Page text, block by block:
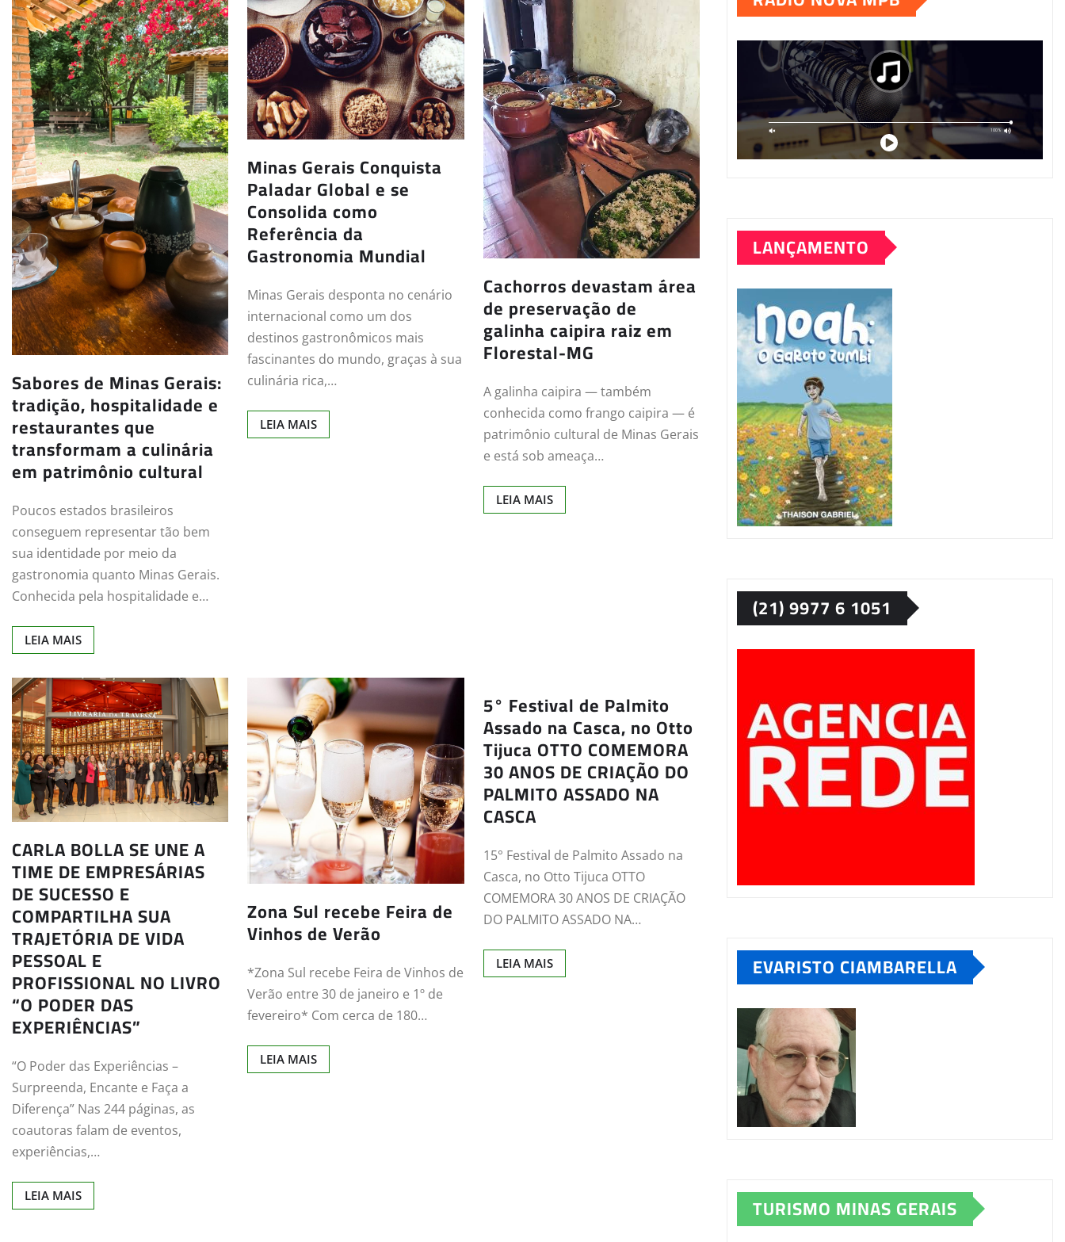
Sabores de Minas Gerais:
tradição, hospitalidade e
restaurantes que
transformam a culinária
em patrimônio cultural
Poucos estados brasileiros
conseguem representar tão bem
sua identidade por meio da
gastronomia quanto Minas Gerais.
Conhecida pela hospitalidade e…
LEIA MAIS
Minas Gerais Conquista
Paladar Global e se
Consolida como
Referência da
Gastronomia Mundial
Minas Gerais desponta no cenário
internacional como um dos
destinos gastronômicos mais
fascinantes do mundo, graças à sua
culinária rica,…
LEIA MAIS
Cachorros devastam área
de preservação de
galinha caipira raiz em
Florestal-MG
A galinha caipira — também
conhecida como frango caipira — é
patrimônio cultural de Minas Gerais
e está sob ameaça…
LEIA MAIS
CARLA BOLLA SE UNE A
TIME DE EMPRESÁRIAS
DE SUCESSO E
COMPARTILHA SUA
TRAJETÓRIA DE VIDA
PESSOAL E
PROFISSIONAL NO LIVRO
“O PODER DAS
EXPERIÊNCIAS”
“O Poder das Experiências –
Surpreenda, Encante e Faça a
Diferença” Nas 244 páginas, as
coautoras falam de eventos,
experiências,…
LEIA MAIS
Zona Sul recebe Feira de
Vinhos de Verão
*Zona Sul recebe Feira de Vinhos de
Verão entre 30 de janeiro e 1º de
fevereiro* Com cerca de 180…
LEIA MAIS
5° Festival de Palmito
Assado na Casca, no Otto
Tijuca OTTO COMEMORA
30 ANOS DE CRIAÇÃO DO
PALMITO ASSADO NA
CASCA
15° Festival de Palmito Assado na
Casca, no Otto Tijuca OTTO
COMEMORA 30 ANOS DE CRIAÇÃO
DO PALMITO ASSADO NA…
LEIA MAIS
LANÇAMENTO
(21) 9977 6 1051
EVARISTO CIAMBARELLA
TURISMO MINAS GERAIS